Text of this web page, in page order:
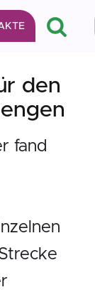
den
fand